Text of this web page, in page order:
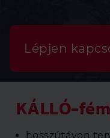
Lépjen
KÁLLÓ-
hosszútávon